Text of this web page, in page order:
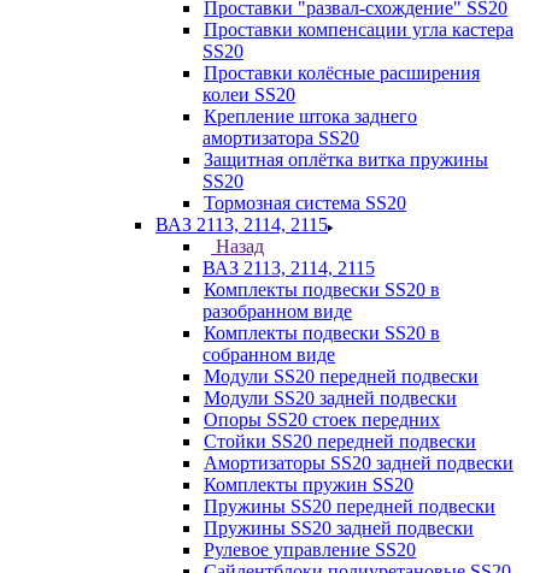
Проставки "развал-схождение" SS20
Проставки компенсации угла кастера
SS20
Проставки колёсные расширения
колеи SS20
Крепление штока заднего
амортизатора SS20
Защитная оплётка витка пружины
SS20
Тормозная система SS20
ВАЗ 2113, 2114, 2115
Назад
ВАЗ 2113, 2114, 2115
Комплекты подвески SS20 в
разобранном виде
Комплекты подвески SS20 в
собранном виде
Модули SS20 передней подвески
Модули SS20 задней подвески
Опоры SS20 стоек передних
Стойки SS20 передней подвески
Амортизаторы SS20 задней подвески
Комплекты пружин SS20
Пружины SS20 передней подвески
Пружины SS20 задней подвески
Рулевое управление SS20